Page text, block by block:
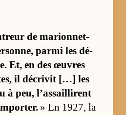
de ma­rion­net­
parmi les dé­
Et, en des œuvres
il dé­cri­vit […] les
à peu, l’as­saillirent
» En 1927, la